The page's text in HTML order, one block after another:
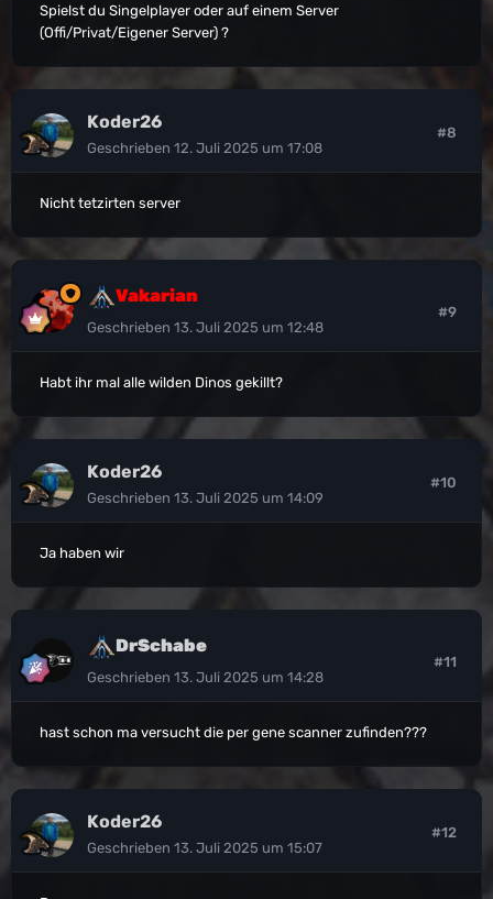
Spielst du Singelplayer oder auf einem Server
(Offi/Privat/Eigener Server) ?
Koder26
Geschrieben 12. Juli 2025 um 17:08
#8
Nicht tetzirten server
Vakarian
Geschrieben 13. Juli 2025 um 12:48
#9
Habt ihr mal alle wilden Dinos gekillt?
Koder26
Geschrieben 13. Juli 2025 um 14:09
#10
Ja haben wir
DrSchabe
Geschrieben 13. Juli 2025 um 14:28
#11
hast schon ma versucht die per gene scanner zufinden???
Koder26
Geschrieben 13. Juli 2025 um 15:07
#12